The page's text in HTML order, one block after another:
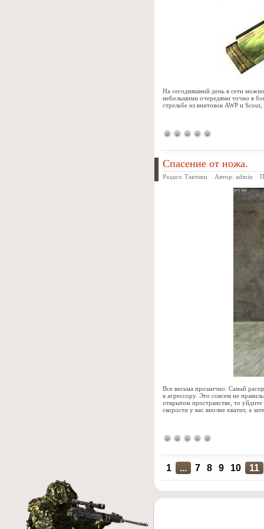
На сегодняшний день в сети
небольшими очередями точно в
стрельбе из винтовок AWP и
Спасение от ножа.
Раздел: Тактики Автор: admin
Все весьма прозаично. Самай
к агрессору. Это совсем не
открытом пространстве, то
скорости у вас вполне хватит, а
1 ... 7 8 9 10 11